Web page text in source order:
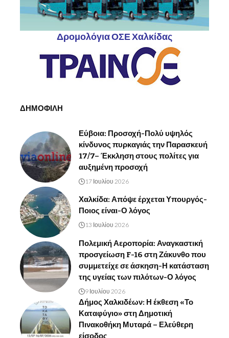
Δρομολόγια ΟΣΕ Χαλκίδας
ΔΗΜΟΦΙΛΗ
Εύβοια: Προσοχή-Πολύ υψηλός
κίνδυνος πυρκαγιάς την Παρασκευή
17/7– Έκκληση στους πολίτες για
αυξημένη προσοχή
17 Ιουλίου 2026
Χαλκίδα: Απόψε έρχεται Υπουργός-
Ποιος είναι-Ο λόγος
13 Ιουλίου 2026
Πολεμική Αεροπορία: Αναγκαστική
προσγείωση F-16 στη Ζάκυνθο που
συμμετείχε σε άσκηση-Η κατάσταση
της υγείας των πιλότων-Ο λόγος
9 Ιουλίου 2026
Δήμος Χαλκιδέων: Η έκθεση «Το
Καταφύγιο» στη Δημοτική
Πινακοθήκη Μυταρά – Ελεύθερη
είσοδος